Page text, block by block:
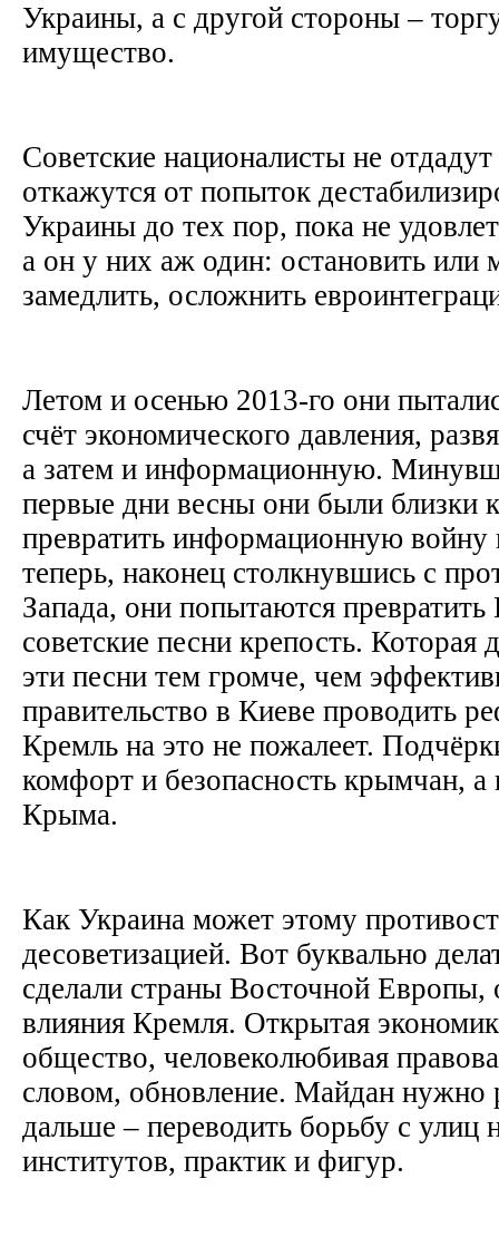
Украины, а с другой стороны –
имущество.
Советские националисты не
откажутся от попыток
Украины до тех пор, пока не
а он у них аж один: остановить или
замедлить, осложнить
Летом и осенью 2013-го они
счёт экономического давления,
а затем и информационную.
первые дни весны они были близки
превратить информационную
теперь, наконец столкнувшись с
Запада, они попытаются
советские песни крепость. Которая
эти песни тем громче, чем
правительство в Киеве проводить
Кремль на это не пожалеет.
комфорт и безопасность крымчан, а
Крыма.
Как Украина может этому
десоветизацией. Вот буквально
сделали страны Восточной Европы,
влияния Кремля. Открытая
общество, человеколюбивая
словом, обновление. Майдан нужно
дальше – переводить борьбу с улиц
институтов, практик и фигур.